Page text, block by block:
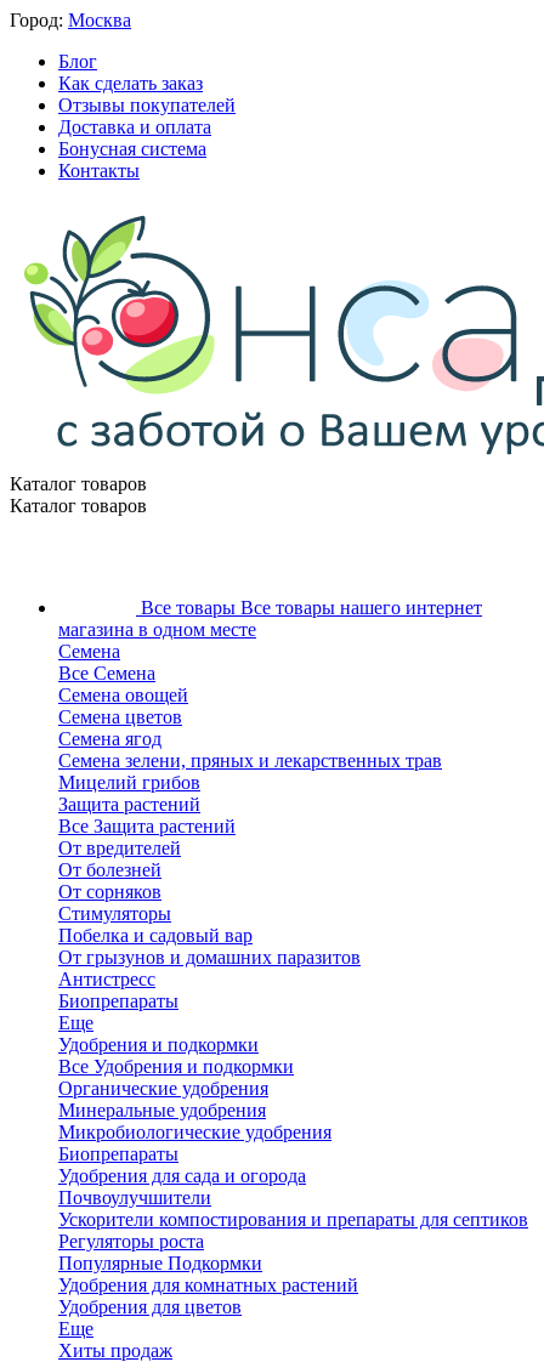
Город: Москва
Блог
Как сделать заказ
Отзывы покупателей
Доставка и оплата
Бонусная система
Контакты
Каталог товаров
Каталог товаров
Все товары Все товары нашего интернет
магазина в одном месте
Семена
Все Семена
Семена овощей
Семена цветов
Семена ягод
Семена зелени, пряных и лекарственных трав
Мицелий грибов
Защита растений
Все Защита растений
От вредителей
От болезней
От сорняков
Стимуляторы
Побелка и садовый вар
От грызунов и домашних паразитов
Антистресс
Биопрепараты
Еще
Удобрения и подкормки
Все Удобрения и подкормки
Органические удобрения
Минеральные удобрения
Микробиологические удобрения
Биопрепараты
Удобрения для сада и огорода
Почвоулучшители
Ускорители компостирования и препараты для септиков
Регуляторы роста
Популярные Подкормки
Удобрения для комнатных растений
Удобрения для цветов
Еще
Хиты продаж